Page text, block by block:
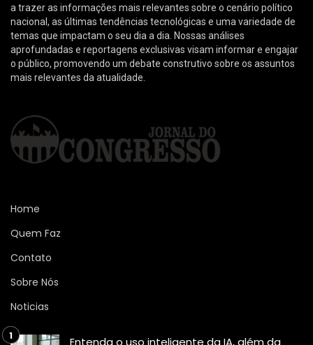
a trazer as informações mais relevantes sobre o cenário político
nacional, as últimas tendências tecnológicas e uma variedade de
temas que impactam o seu dia a dia. Nossas análises
aprofundadas e reportagens exclusivas visam informar e engajar
o público, promovendo um debate construtivo sobre os assuntos
mais relevantes da atualidade.
Home
Quem Faz
Contato
Sobre Nós
Noticias
Entenda o uso inteligente da IA, além da